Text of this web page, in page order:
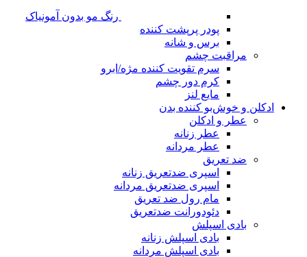
رنگ مو بدون آمونیاک
پودر پرپشت کننده
برس و شانه
مراقبت چشم
سرم تقویت کننده مژه/ابرو
کرم دور چشم
مایع لنز
ادکلن و خوش‌بو کننده بدن
عطر و ادکلن
عطر زنانه
عطر مردانه
ضد تعریق
اسپری ضدتعریق زنانه
اسپری ضدتعریق مردانه
مام رول ضد تعریق
دئودورانت ضدتعریق
بادی اسپلش
بادی اسپلش زنانه
بادی اسپلش مردانه